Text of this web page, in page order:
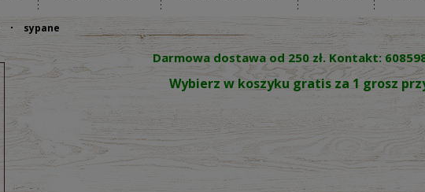
sypane
Darmowa dostawa od 250 zł. Kontakt:
Wybierz w koszyku gratis za 1 grosz